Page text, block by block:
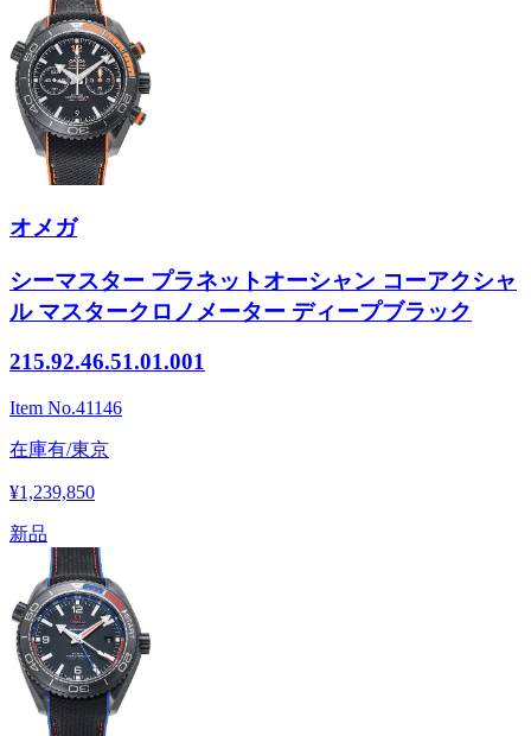
オメガ
シーマスター プラネットオーシャン コーアクシャ
ル マスタークロノメーター ディープブラック
215.92.46.51.01.001
Item No.41146
在庫有/東京
¥1,239,850
新品